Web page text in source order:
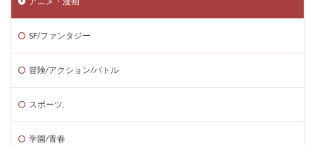
SF/ファンタジー
冒険/アクション/バトル
スポーツ.
学園/青春